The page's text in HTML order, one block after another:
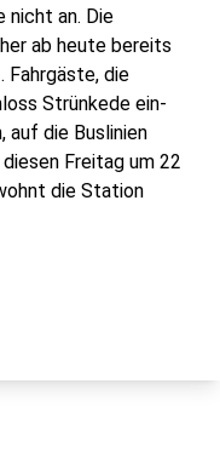
nicht an. Die
ab heute bereits
Fahrgäste, die
Strünkede ein-
auf die Buslinien
Freitag um 22
die Station